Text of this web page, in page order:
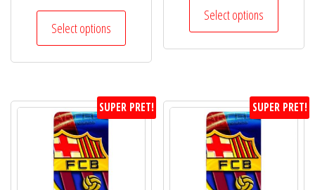
Select options
Select options
SUPER PRET! SUPER PRET!